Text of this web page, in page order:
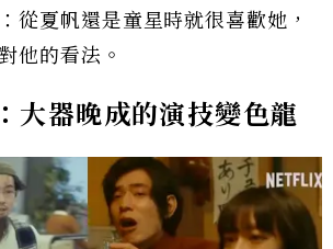
從夏帆還是童星時就很喜歡她，
他的看法。
大器晚成的演技變色龍